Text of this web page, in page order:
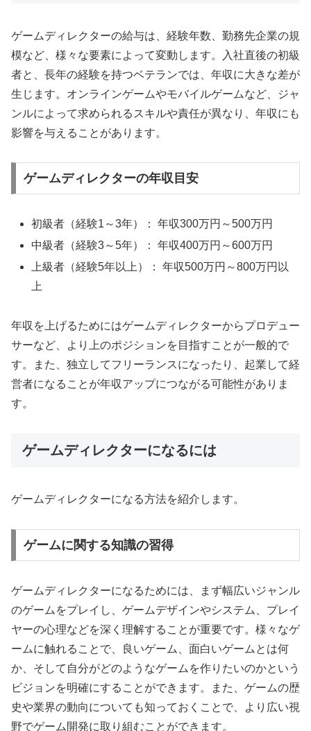
ゲームディレクターの給与は、経験年数、勤務先企業の規
模など、様々な要素によって変動します。入社直後の初級
者と、長年の経験を持つベテランでは、年収に大きな差が
生じます。オンラインゲームやモバイルゲームなど、ジャ
ンルによって求められるスキルや責任が異なり、年収にも
影響を与えることがあります。
ゲームディレクターの年収目安
初級者（経験1～3年）： 年収300万円～500万円
中級者（経験3～5年）： 年収400万円～600万円
上級者（経験5年以上）： 年収500万円～800万円以
上
年収を上げるためにはゲームディレクターからプロデュー
サーなど、より上のポジションを目指すことが一般的で
す。また、独立してフリーランスになったり、起業して経
営者になることが年収アップにつながる可能性がありま
す。
ゲームディレクターになるには
ゲームディレクターになる方法を紹介します。
ゲームに関する知識の習得
ゲームディレクターになるためには、まず幅広いジャンル
のゲームをプレイし、ゲームデザインやシステム、プレイ
ヤーの心理などを深く理解することが重要です。様々なゲ
ームに触れることで、良いゲーム、面白いゲームとは何
か、そして自分がどのようなゲームを作りたいのかという
ビジョンを明確にすることができます。また、ゲームの歴
史や業界の動向についても知っておくことで、より広い視
野でゲーム開発に取り組むことができます。